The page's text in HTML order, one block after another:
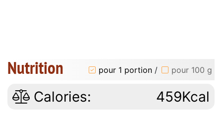
Nutrition pour 1 portion / pour 100 g
Calories: 459Kcal